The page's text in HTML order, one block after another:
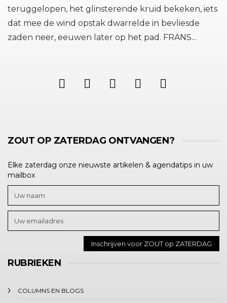
teruggelopen, het glinsterende kruid bekeken, iets
dat mee de wind opstak dwarrelde in bevliesde
zaden neer, eeuwen later op het pad. FRANS...
ZOUT OP ZATERDAG ONTVANGEN?
Elke zaterdag onze nieuwste artikelen & agendatips in uw
mailbox
RUBRIEKEN
COLUMNS EN BLOGS